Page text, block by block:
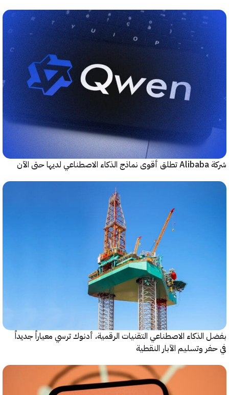
الاصطناعي التقنيات الرقمية، أدنوك ترسي معياراً جديداً
وتسليم الآبار النقطية